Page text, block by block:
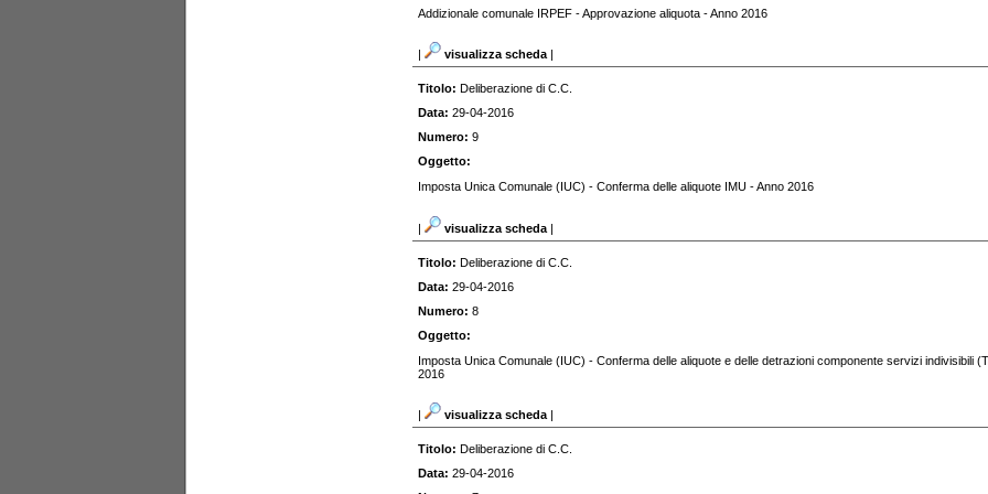
Addizionale comunale IRPEF - Approvazione aliquota - Anno 2016
visualizza scheda|
Titolo: Deliberazione di C.C.
Data: 29-04-2016
Numero: 9
Oggetto:
Imposta Unica Comunale (IUC) - Conferma delle aliquote IMU - Anno 2016
| visualizza scheda |
Titolo: Deliberazione di C.C.
Data: 29-04-2016
Numero: 8
Oggetto:
Imposta Unica Comunale (IUC) - Conferma delle aliquote e delle detrazioni componente servizi indivisibili
2016
visualizza scheda
Titolo: Deliberazione di C.C.
Data: 29-04-2016